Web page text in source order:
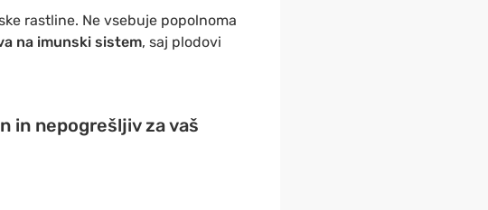
rastline. Ne vsebuje popolnoma
na imunski sistem, saj plodovi
in nepogrešljiv za vaš